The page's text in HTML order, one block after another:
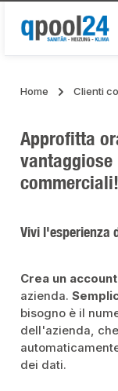
Passa al
Home Clienti
Approfitta
commerciali!
Vivi l'esperienza
Crea un
azienda.
bisogno è il
dell'azienda,
dei dati.